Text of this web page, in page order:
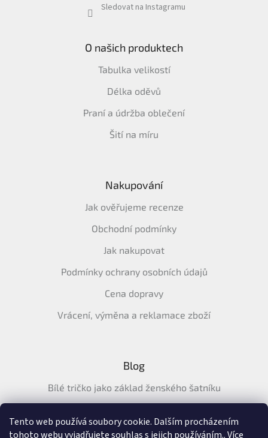
Tento web používá soubory cookie. Dalším procházením
tohoto webu vyjadřujete souhlas s jejich používáním.. Více
Sledovat na Instagramu
O našich produktech
Tabulka velikostí
Délka oděvů
Praní a údržba oblečení
Šití na míru
Nakupování
Jak ověřujeme recenze
Obchodní podmínky
Jak nakupovat
Podmínky ochrany osobních údajů
Cena dopravy
Vrácení, výměna a reklamace zboží
Blog
Bílé tričko jako základ ženského šatníku
tričko na léto